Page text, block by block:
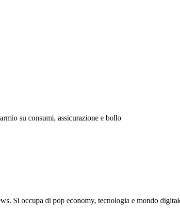
su consumi, assicurazione e bollo
Si occupa di pop economy, tecnologia e mondo